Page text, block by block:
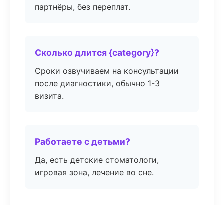
партнёры, без переплат.
Сколько длится {category}?
Сроки озвучиваем на консультации
после диагностики, обычно 1-3
визита.
Работаете с детьми?
Да, есть детские стоматологи,
игровая зона, лечение во сне.